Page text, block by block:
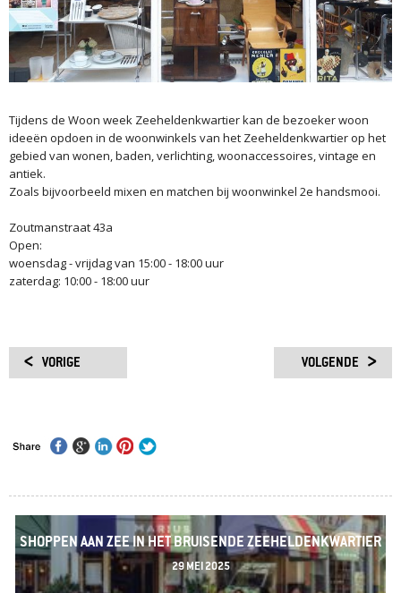
Tijdens de Woon week Zeeheldenkwartier kan de bezoeker woon
ideeën opdoen in de woonwinkels van het Zeeheldenkwartier op het
gebied van wonen, baden, verlichting, woonaccessoires, vintage en
antiek.
Zoals bijvoorbeeld mixen en matchen bij woonwinkel 2e handsmooi.
Zoutmanstraat 43a
Open:
woensdag - vrijdag van 15:00 - 18:00 uur
zaterdag: 10:00 - 18:00 uur
VORIGE VOLGENDE
SHOPPEN AAN ZEE IN HET BRUISENDE ZEEHELDENKWARTIER
29 MEI 2025